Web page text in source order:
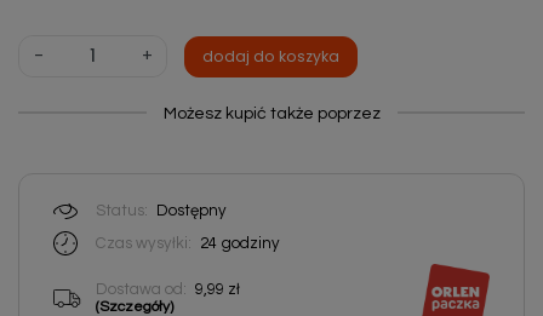
- + dodaj do koszyka
Możesz kupić także poprzez
Status:
Dostępny
Czas wysyłki:
24 godziny
Dostawa od: 9,99 zł
(Szczegóły)